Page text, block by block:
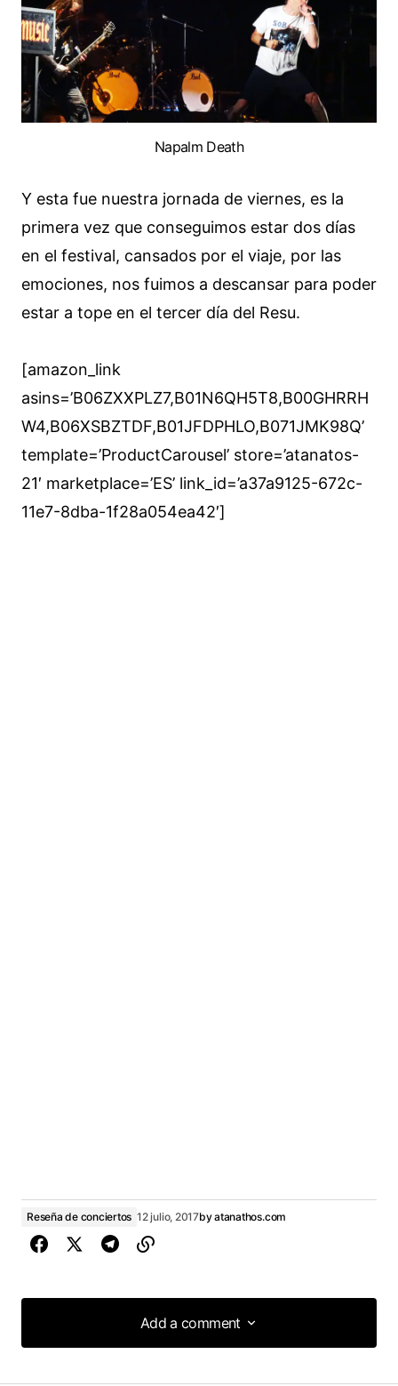
Napalm Death
Y esta fue nuestra jornada de viernes, es la
primera vez que conseguimos estar dos días
en el festival, cansados por el viaje, por las
emociones, nos fuimos a descansar para poder
estar a tope en el tercer día del Resu.
[amazon_link
asins=’B06ZXXPLZ7,B01N6QH5T8,B00GHRRH
W4,B06XSBZTDF,B01JFDPHLO,B071JMK98Q’
template=’ProductCarousel’ store=’atanatos-
21′ marketplace=’ES’ link_id=’a37a9125-672c-
11e7-8dba-1f28a054ea42′]
Reseña de conciertos 12 julio, 2017byatanathos.com
Add a comment
Add a comment